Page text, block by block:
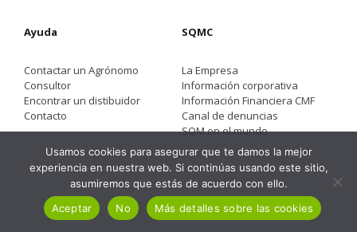
Ayuda
Contactar un Agrónomo
Consultor
Encontrar un distibuidor
Contacto
SQMC
La Empresa
Información corporativa
Información Financiera CMF
Canal de denuncias
SQM en el mundo
Usamos cookies para asegurar que te damos la mejor
experiencia en nuestra web. Si continúas usando este sitio,
asumiremos que estás de acuerdo con ello.
Aceptar
No Más detalles sobre las cookies